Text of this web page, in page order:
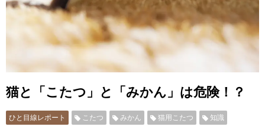
猫と「こたつ」と「みかん」は危険！？
ひと目線レポート こたつ みかん 猫用こたつ 知識